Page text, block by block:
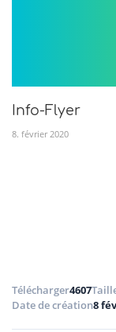
Info-Flyer
8. février 2020
Télécharger4607
Date de création8